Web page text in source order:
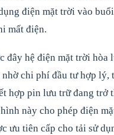
điện mặt trời vào
mất điện.
đây hệ điện mặt trời hòa
chi phí đầu tư hợp lý,
hợp pin lưu trữ đang trở
này cho phép điện
ưu tiên cấp cho tải sử